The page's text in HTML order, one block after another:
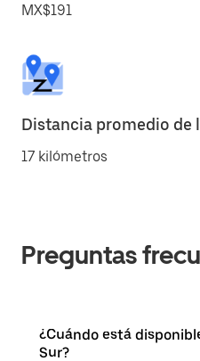
MX$191
Distancia promedio de
17 kilómetros
Preguntas
¿Cuándo está
Sur?